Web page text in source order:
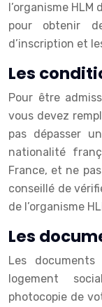
l’organisme
pour obtenir
d’inscription et
Les
Pour être
vous devez
pas dépasser
nationalité
France, et ne
conseillé de
de l’organisme
Les
Les
logement
photocopie de